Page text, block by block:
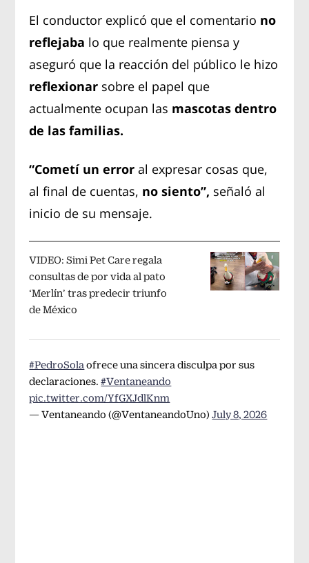
El conductor explicó que el comentario no
reflejaba lo que realmente piensa y
aseguró que la reacción del público le hizo
reflexionar sobre el papel que
actualmente ocupan las mascotas dentro
de las familias.
“Cometí un error al expresar cosas que,
al final de cuentas, no siento”, señaló al
inicio de su mensaje.
VIDEO: Simi Pet Care regala
consultas de por vida al pato
‘Merlín’ tras predecir triunfo
de México
#PedroSola ofrece una sincera disculpa por sus
declaraciones.#Ventaneando
pic.twitter.com/YfGXJdlKnm
— Ventaneando (@VentaneandoUno)July 8, 2026